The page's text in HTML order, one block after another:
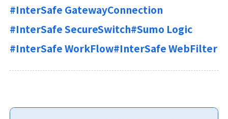
#InterSafe GatewayConnection
#InterSafe SecureSwitch#Sumo Logic
#InterSafe WorkFlow#InterSafe WebFilter